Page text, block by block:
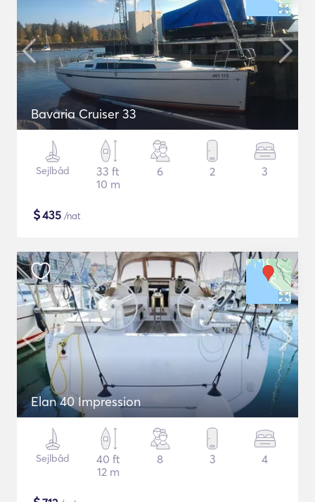
Bavaria Cruiser 33
Sejlbåd
33 ft
10 m
6 2 3
$435 /nat
Elan 40 Impression
Sejlbåd
40 ft
12 m
8 3 4